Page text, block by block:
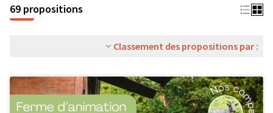
69 propositions
Classement des propositions par :